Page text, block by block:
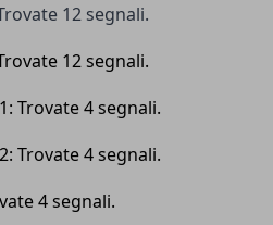
12 segnali.
12 segnali.
Trovate4segnali.
Trovate 4 segnali.
4 segnali.